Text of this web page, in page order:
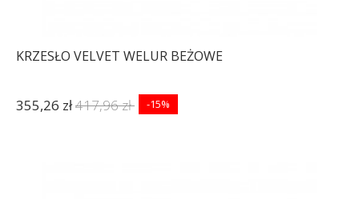
KRZESŁO VELVET WELUR BEŻOWE
355,26 zł417,96 zł -15%